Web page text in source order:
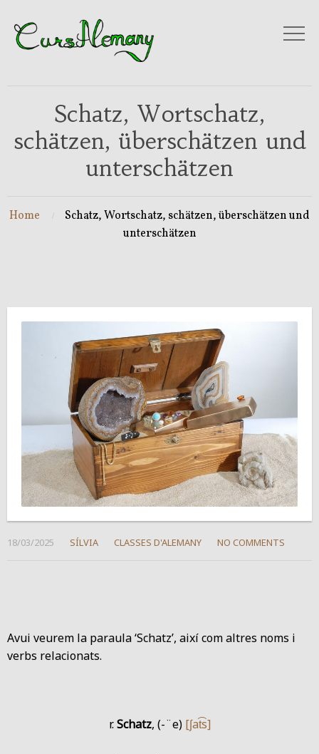
Schatz, Wortschatz,
schätzen, überschätzen und
unterschätzen
Home
Schatz, Wortschatz, schätzen, überschätzen und
unterschätzen
18/03/2025 SÍLVIA CLASSES D'ALEMANY NO COMMENTS
Avui veurem la paraula ‘Schatz’, així com altres noms i
verbs relacionats.
r.Schatz, (-¨e) [ʃat͡s]